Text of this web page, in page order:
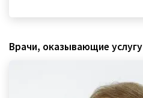
Врачи, оказывающие услугу